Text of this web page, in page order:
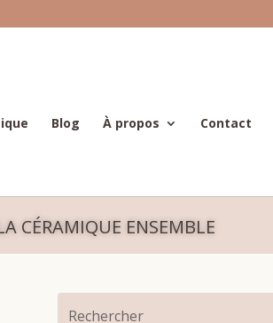
Blog À propos Contact
CÉRAMIQUE ENSEMBLE